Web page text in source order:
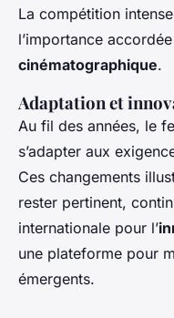
La compétition
l’importance accordée
cinématographique.
Adaptation et
Au fil des années, le
s’adapter aux
Ces changements
rester pertinent,
internationale pour l’
une plateforme pour
émergents.